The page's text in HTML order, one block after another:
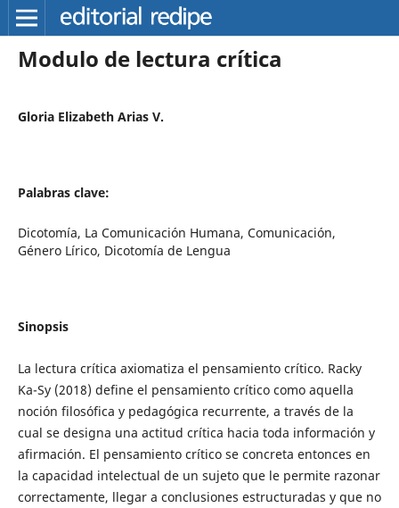
Modulo de lectura crítica
Gloria Elizabeth Arias V.
Palabras clave:
Dicotomía, La Comunicación Humana, Comunicación,
Género Lírico, Dicotomía de Lengua
Sinopsis
La lectura crítica axiomatiza el pensamiento crítico. Racky
Ka-Sy (2018) define el pensamiento crítico como aquella
noción filosófica y pedagógica recurrente, a través de la
cual se designa una actitud crítica hacia toda información y
afirmación. El pensamiento crítico se concreta entonces en
la capacidad intelectual de un sujeto que le permite razonar
correctamente, llegar a conclusiones estructuradas y que no